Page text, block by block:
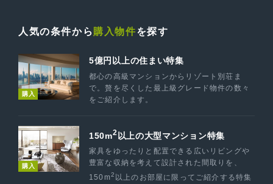
人気の条件から 購入物件を探す
購入
5億円以上の住まい特集
都心の高級マンションからリゾート別荘ま
で。贅を尽くした最上級グレード物件の数々
をご紹介します。
購入
150m2 以上の大型マンション特集
家具をゆったりと配置できる広いリビングや
豊富な収納を考えて設計された間取りを、
150m2 以上のお部屋に限ってご紹介する特集